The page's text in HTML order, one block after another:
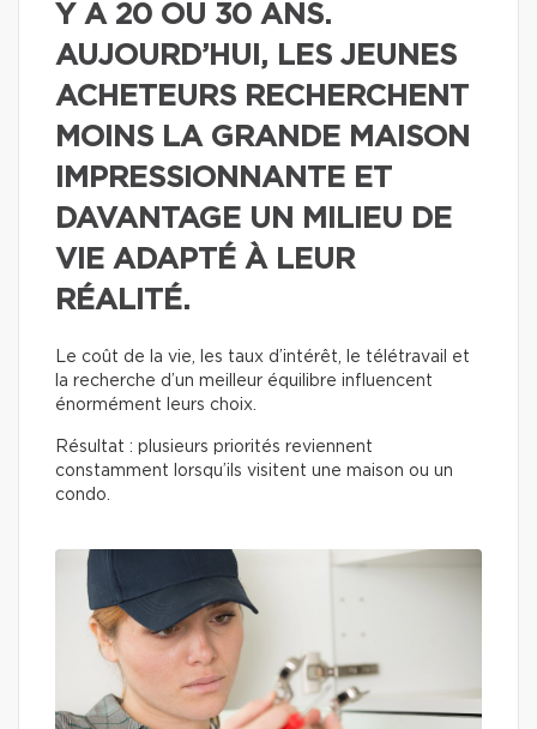
Y A 20 OU 30 ANS.
AUJOURD’HUI, LES JEUNES
ACHETEURS RECHERCHENT
MOINS LA GRANDE MAISON
IMPRESSIONNANTE ET
DAVANTAGE UN MILIEU DE
VIE ADAPTÉ À LEUR
RÉALITÉ.
Le coût de la vie, les taux d’intérêt, le télétravail et
la recherche d’un meilleur équilibre influencent
énormément leurs choix.
Résultat : plusieurs priorités reviennent
constamment lorsqu’ils visitent une maison ou un
condo.